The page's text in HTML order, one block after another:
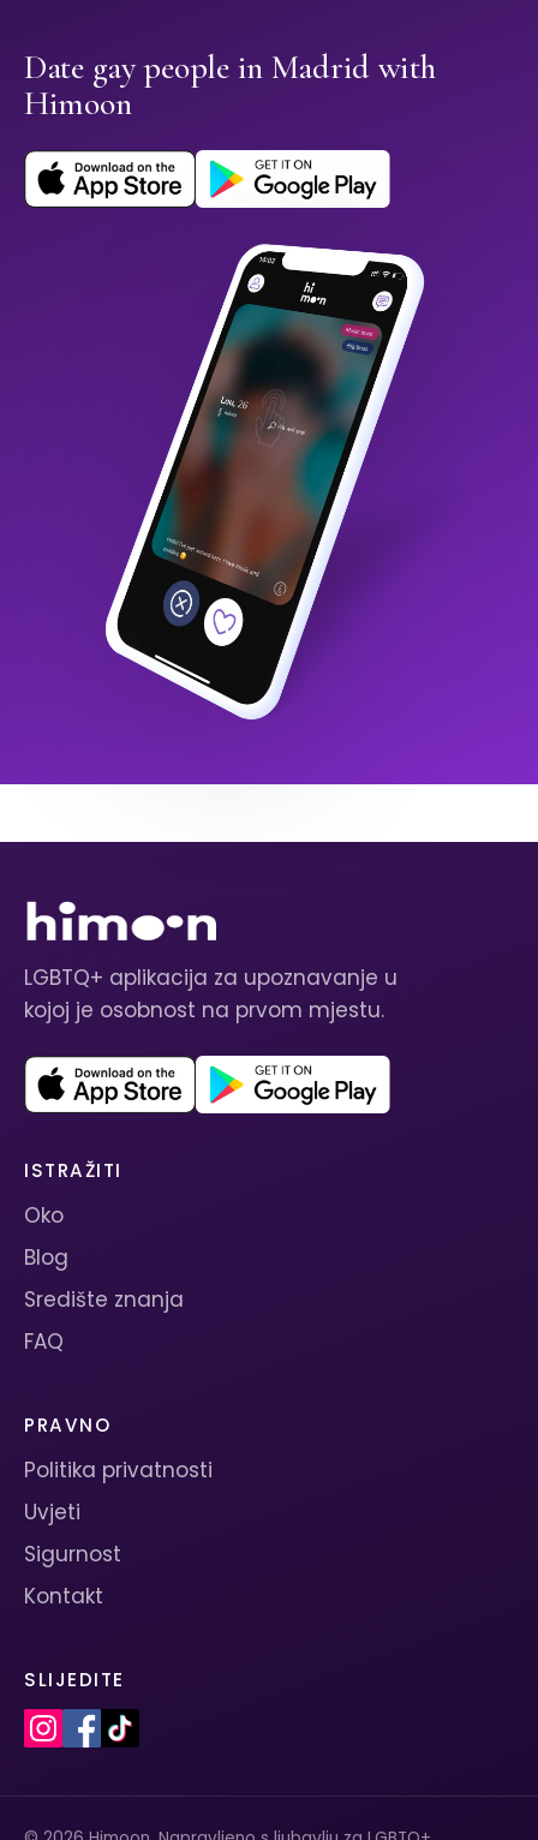
Date gay people in Madrid with
Himoon
LGBTQ+ aplikacija za upoznavanje u
kojoj je osobnost na prvom mjestu.
ISTRAŽITI
Oko
Blog
Središte znanja
FAQ
PRAVNO
Politika privatnosti
Uvjeti
Sigurnost
Kontakt
SLIJEDITE